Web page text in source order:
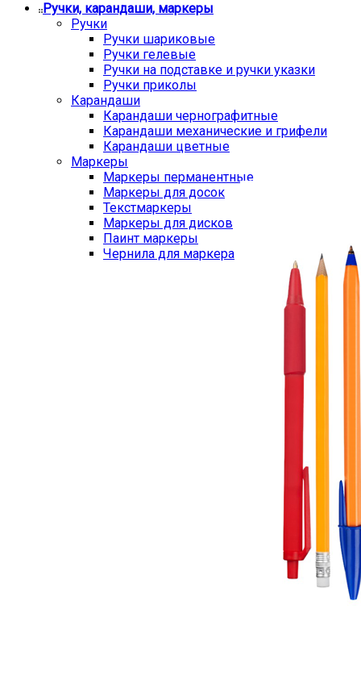
Ручки, карандаши, маркеры
Ручки
Ручки шариковые
Ручки гелевые
Ручки на подставке и ручки указки
Ручки приколы
Карандаши
Карандаши чернографитные
Карандаши механические и грифели
Карандаши цветные
Маркеры
Маркеры перманентные
Маркеры для досок
Текстмаркеры
Маркеры для дисков
Паинт маркеры
Чернила для маркера